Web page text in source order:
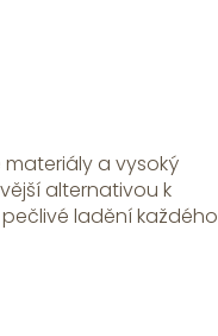
a vysoký
alternativou k
ladění každého